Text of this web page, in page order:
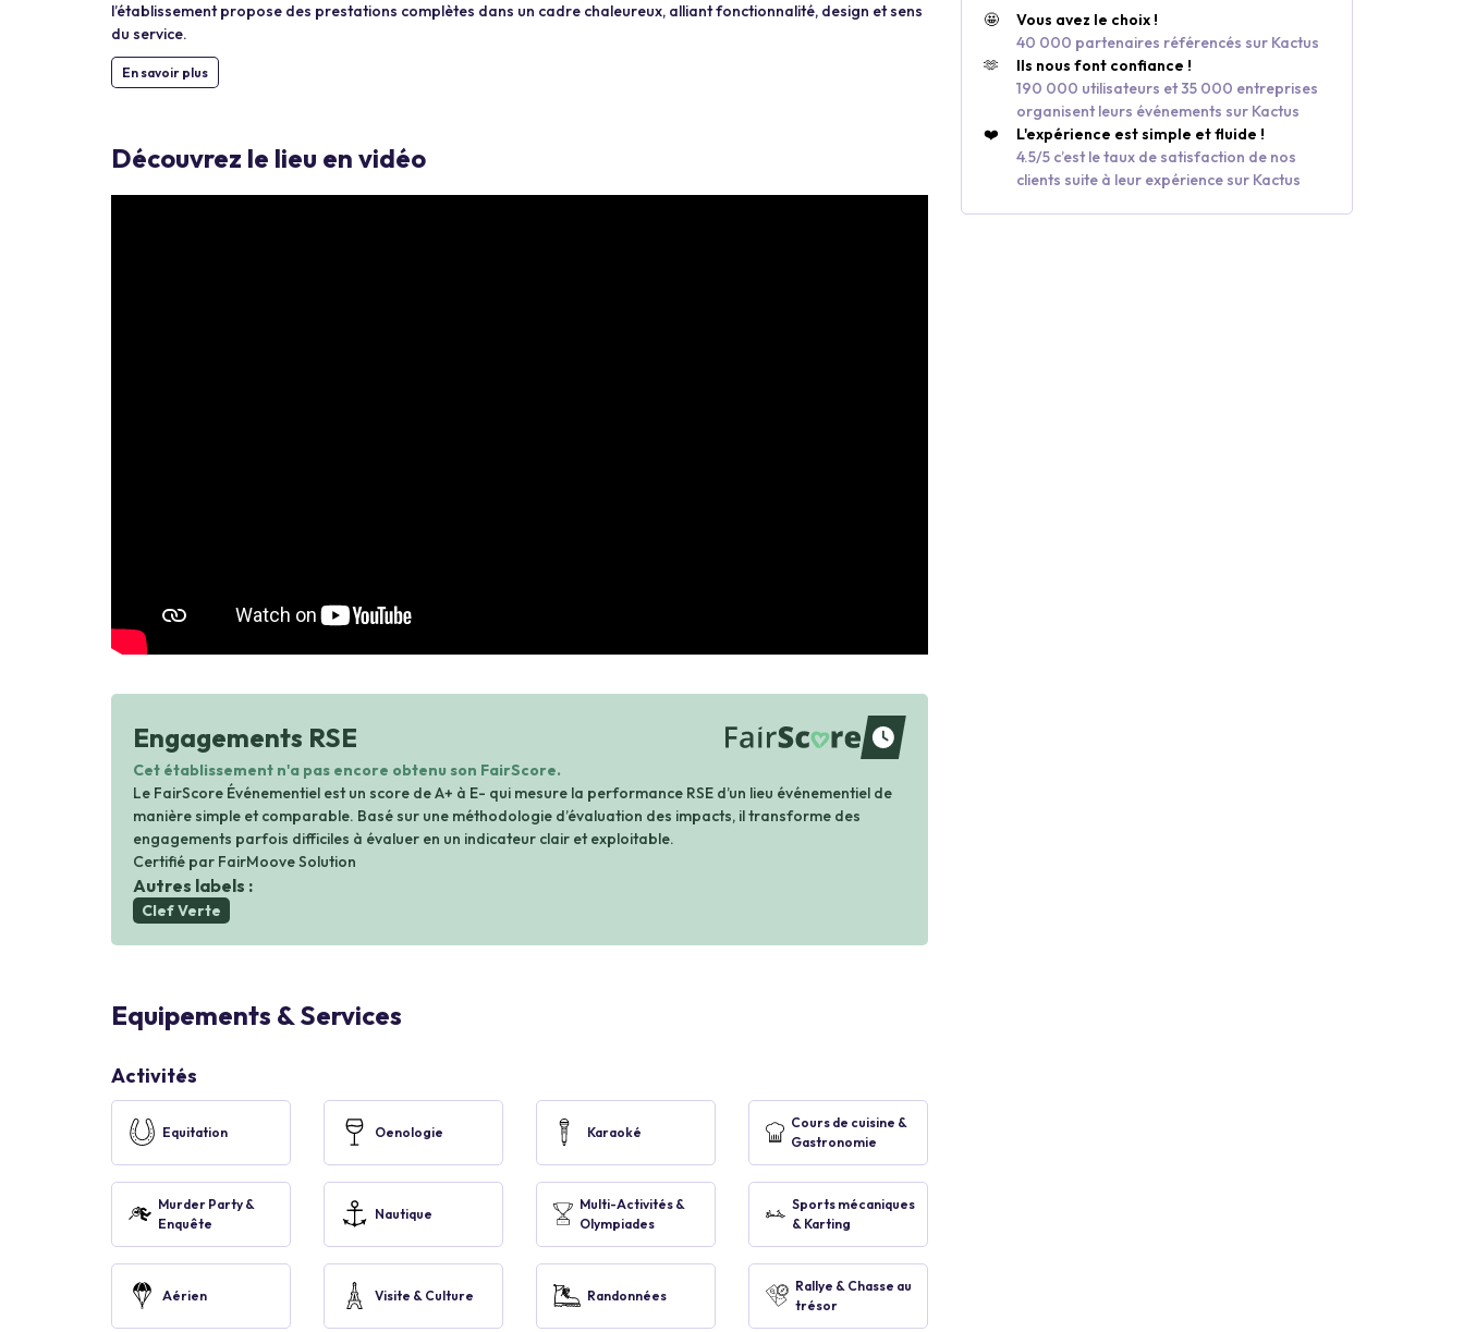
l’établissement propose des prestations complètes dans un cadre chaleureux, alliant fonctionnalité, design et sens
du service.
En savoir plus
Découvrez le lieu en vidéo
Engagements RSE
waiting
Cet établissement n'a pas encore obtenu son FairScore.
Le FairScore Événementiel est un score de A+ à E- qui mesure la performance RSE d’un lieu événementiel de
manière simple et comparable. Basé sur une méthodologie d’évaluation des impacts, il transforme des
engagements parfois difficiles à évaluer en un indicateur clair et exploitable.
Certifié par FairMoove Solution
Autres labels :
Clef Verte
Equipements & Services
Activités
Equitation Oenologie Karaoké
Cours de cuisine &
Gastronomie
Murder Party &
Enquête
Nautique
Multi-Activités &
Olympiades
Sports mécaniques
& Karting
Aérien Visite & Culture Randonnées
Rallye & Chasse au
trésor
🤩
Vous avez le choix !
40 000 partenaires référencés sur Kactus
🫶
Ils nous font confiance !
190 000 utilisateurs et 35 000 entreprises
organisent leurs événements sur Kactus
❤️
L'expérience est simple et fluide !
4.5/5 c’est le taux de satisfaction de nos
clients suite à leur expérience sur Kactus